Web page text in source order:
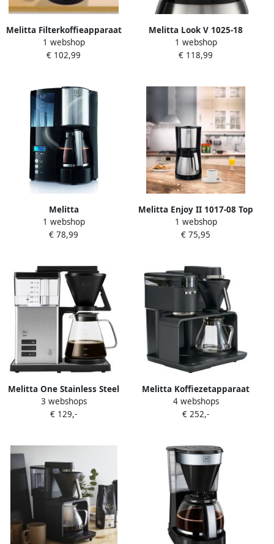
Melitta Filterkoffieapparaat
Look Therm Selection M661
1 25 l
1 webshop
€ 102,99
Melitta Look V 1025-18
Therm Timer |
Filterkoffiezetapparaten |
1 webshop
€ 118,99
Melitta
filterkoffiezetapparaat
Optima Timer zwart 1L
1 webshop
€ 78,99
Melitta Enjoy II 1017-08 Top
Therm |
Filterkoffiezetapparaten |
1 webshop
€ 75,95
Melitta One Stainless Steel
1031-01 Koffiefilter
apparaat Zwart
3 webshops
€ 129,-
Melitta Koffiezetapparaat
met bonenmaler EPOS 1024-
04 1 l Zwart goudkleur 360°
4 webshops
€ 252,-